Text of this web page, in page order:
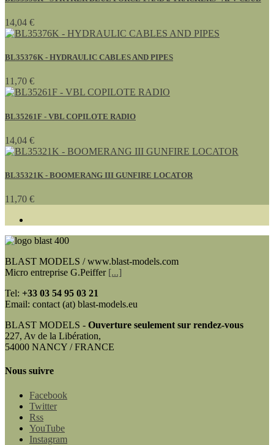
14,04 €
BL35376K - HYDRAULIC CABLES AND PIPES
11,70 €
BL35261F - VBL COPILOTE RADIO
14,04 €
BL35321K - BOOMERANG III GUNFIRE LOCATOR
11,70 €
BLAST MODELS / www.blast-models.com
Micro entreprise G.Peiffer [...]
Tel: +33 03 54 95 03 21
Email: contact (at) blast-models.eu
BLAST MODELS - Ouverture seulement sur rendez-vous
227, Av de la Libération,
54000 NANCY / FRANCE
Nous suivre
Facebook
Twitter
Rss
YouTube
Instagram